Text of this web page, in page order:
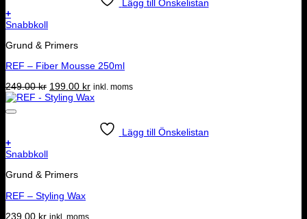
Lägg till Önskelistan
+
Snabbkoll
Grund & Primers
REF – Fiber Mousse 250ml
249.00kr Det
ursprungliga
199.00 krDet
nuvarande
199.00 kr.
inkl. moms
Lägg till Önskelistan
+
Snabbkoll
Grund & Primers
REF – Styling Wax
239.00 kr inkl. moms